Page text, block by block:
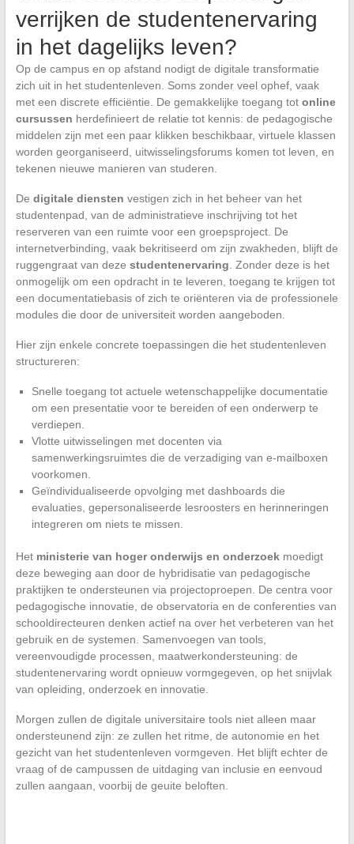
verrijken de studentenervaring
in het dagelijks leven?
Op de campus en op afstand nodigt de digitale transformatie
zich uit in het studentenleven. Soms zonder veel ophef, vaak
met een discrete efficiëntie. De gemakkelijke toegang tot online
cursussen herdefinieert de relatie tot kennis: de pedagogische
middelen zijn met een paar klikken beschikbaar, virtuele klassen
worden georganiseerd, uitwisselingsforums komen tot leven, en
tekenen nieuwe manieren van studeren.
De digitale diensten vestigen zich in het beheer van het
studentenpad, van de administratieve inschrijving tot het
reserveren van een ruimte voor een groepsproject. De
internetverbinding, vaak bekritiseerd om zijn zwakheden, blijft de
ruggengraat van deze studentenervaring . Zonder deze is het
onmogelijk om een opdracht in te leveren, toegang te krijgen tot
een documentatiebasis of zich te oriënteren via de professionele
modules die door de universiteit worden aangeboden.
Hier zijn enkele concrete toepassingen die het studentenleven
structureren:
Snelle toegang tot actuele wetenschappelijke documentatie
om een presentatie voor te bereiden of een onderwerp te
verdiepen.
Vlotte uitwisselingen met docenten via
samenwerkingsruimtes die de verzadiging van e-mailboxen
voorkomen.
Geïndividualiseerde opvolging met dashboards die
evaluaties, gepersonaliseerde lesroosters en herinneringen
integreren om niets te missen.
Het ministerie van hoger onderwijs en onderzoekmoedigt
deze beweging aan door de hybridisatie van pedagogische
praktijken te ondersteunen via projectoproepen. De centra voor
pedagogische innovatie, de observatoria en de conferenties van
schooldirecteuren denken actief na over het verbeteren van het
gebruik en de systemen. Samenvoegen van tools,
vereenvoudigde processen, maatwerkondersteuning: de
studentenervaring wordt opnieuw vormgegeven, op het snijvlak
van opleiding, onderzoek en innovatie.
Morgen zullen de digitale universitaire tools niet alleen maar
ondersteunend zijn: ze zullen het ritme, de autonomie en het
gezicht van het studentenleven vormgeven. Het blijft echter de
vraag of de campussen de uitdaging van inclusie en eenvoud
zullen aangaan, voorbij de geuite beloften.